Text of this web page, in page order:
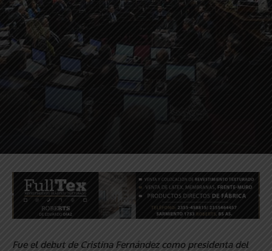
Fue el debut de Cristina Fernández como presidenta del